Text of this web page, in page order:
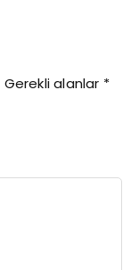
Gerekli alanlar *